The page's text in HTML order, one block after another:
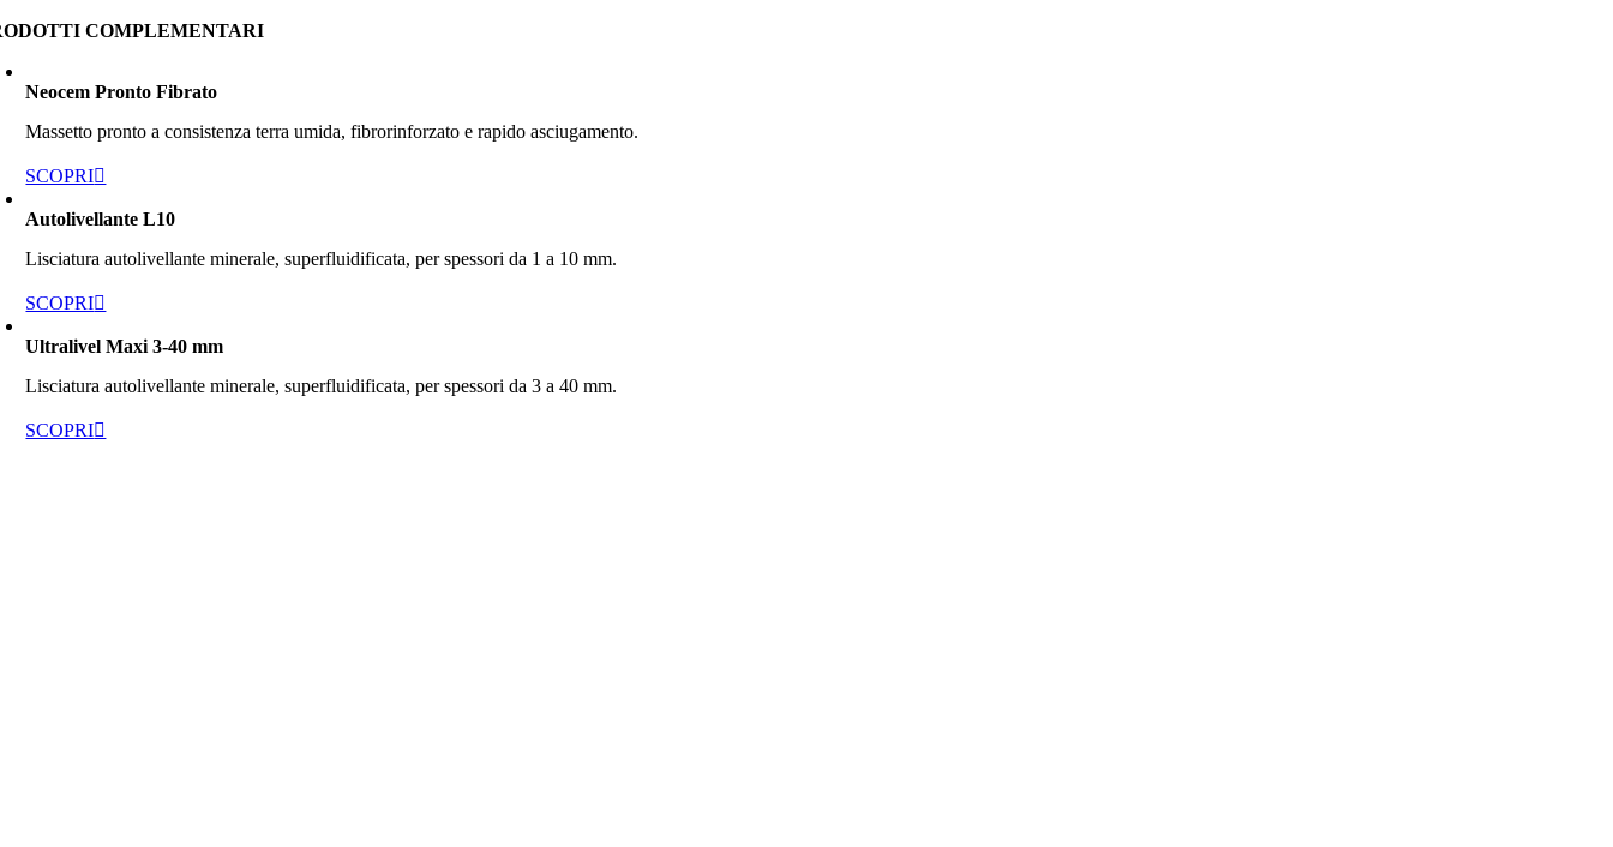
COMPLEMENTARI
Neocem Pronto Fibrato
Massetto pronto a consistenza terra umida, fibrorinforzato e rapido asciugamento.
SCOPRI
Autolivellante L10
Lisciatura autolivellante minerale, superfluidificata, per spessori da 1 a 10 mm.
SCOPRI
Ultralivel Maxi 3-40 mm
Lisciatura autolivellante minerale, superfluidificata, per spessori da 3 a 40 mm.
SCOPRI